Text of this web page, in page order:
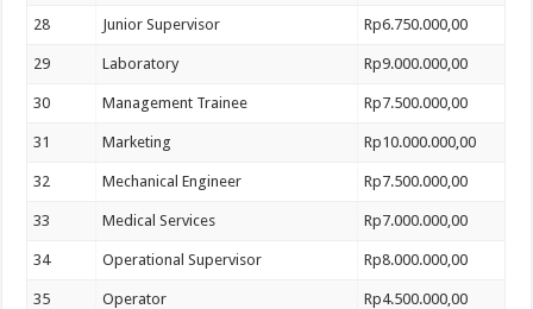
28 Junior Supervisor Rp6.750.000,00
29 Laboratory Rp9.000.000,00
30 Management Trainee Rp7.500.000,00
31 Marketing Rp10.000.000,00
32 Mechanical Engineer Rp7.500.000,00
33 Medical Services Rp7.000.000,00
34 Operational Supervisor Rp8.000.000,00
35 Operator Rp4.500.000,00